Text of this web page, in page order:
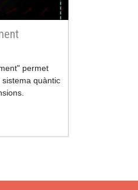
permet
quàntic